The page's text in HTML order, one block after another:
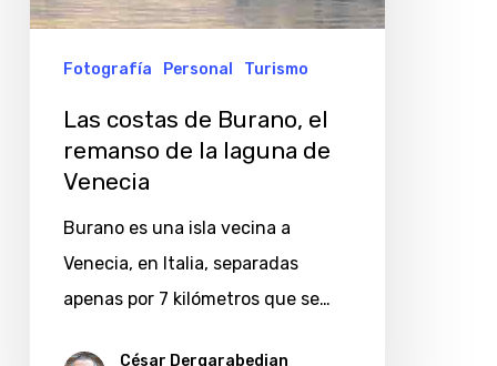
Fotografía Personal Turismo
Las costas de Burano, el
remanso de la laguna de
Venecia
Burano es una isla vecina a
Venecia, en Italia, separadas
apenas por 7 kilómetros que se…
César Dergarabedian